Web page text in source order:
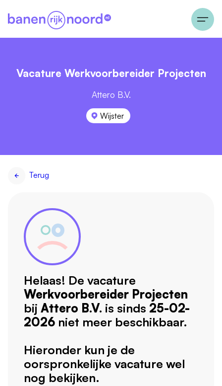
Vacature Werkvoorbereider Projecten
Attero B.V.
Wijster
Terug
Helaas! De vacature
Werkvoorbereider Projecten
bij Attero B.V. is sinds 25-02-
2026 niet meer beschikbaar.
Hieronder kun je de
oorspronkelijke vacature wel
nog bekijken.